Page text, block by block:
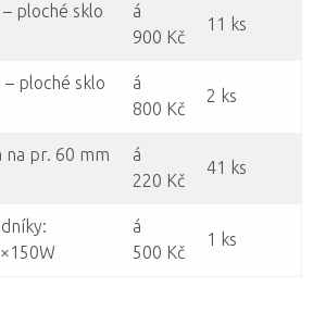
ploché sklo
á
900 Kč
11 ks
ploché sklo
á
800 Kč
2 ks
na pr. 60 mm
á
220 Kč
41 ks
á
500 Kč
1 ks